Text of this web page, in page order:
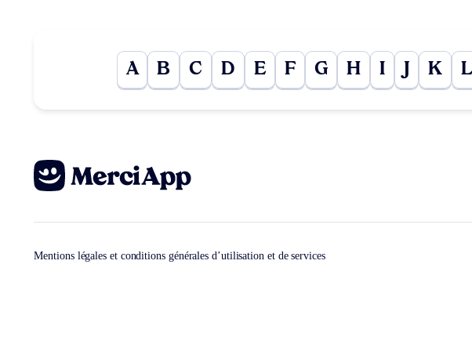
A B C D E F G H I K L
Mentions légales et conditions générales d’utilisation et de services